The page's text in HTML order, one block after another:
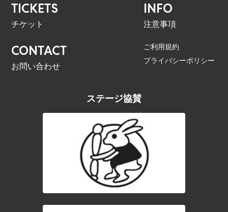
TICKETS
チケット
CONTACT
お問い合わせ
INFO
注意事項
ご利用規約
プライバシーポリシー
ステージ協賛